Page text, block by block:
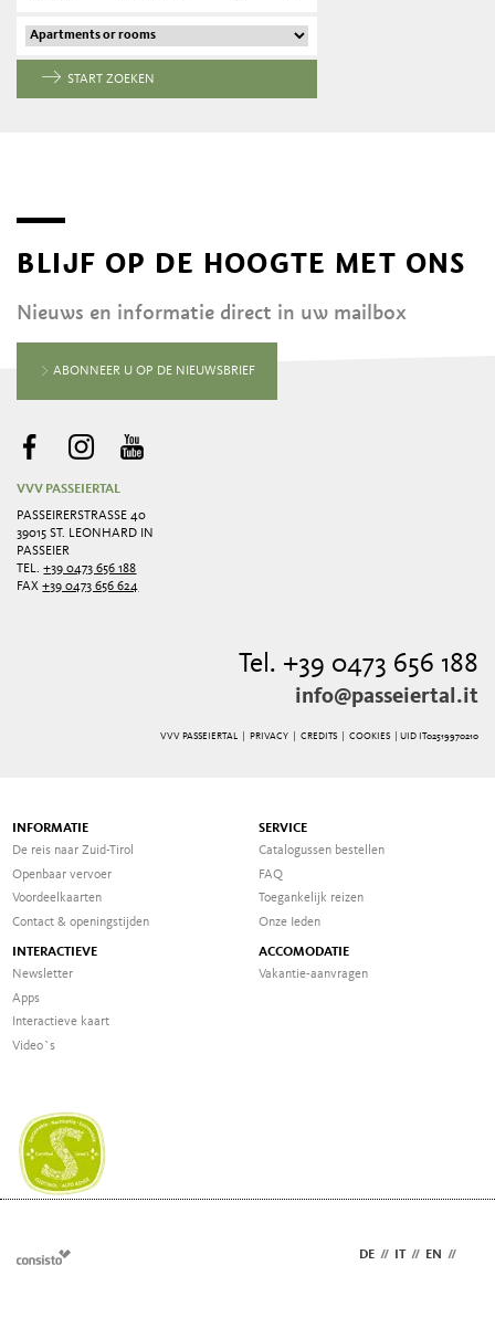
START ZOEKEN
BLIJF OP DE HOOGTE MET ONS
Nieuws en informatie direct in uw mailbox
ABONNEER U OP DE NIEUWSBRIEF
VVV PASSEIERTAL
PASSEIRERSTRASSE 40
39015 ST. LEONHARD IN
PASSEIER
TEL.+39 0473 656 188
FAX+39 0473 656 624
Tel. +39 0473 656 188
info@passeiertal.it
VVV PASSEIERTAL | PRIVACY| CREDITS| COOKIES | UID IT02519970210
INFORMATIE
De reis naar Zuid-Tirol
Openbaar vervoer
Voordeelkaarten
Contact & openingstijden
SERVICE
Catalogussen bestellen
FAQ
Toegankelijk reizen
Onze Ieden
INTERACTIEVE
Newsletter
Apps
Interactieve kaart
Video`s
ACCOMODATIE
Vakantie-aanvragen
DE // // EN //